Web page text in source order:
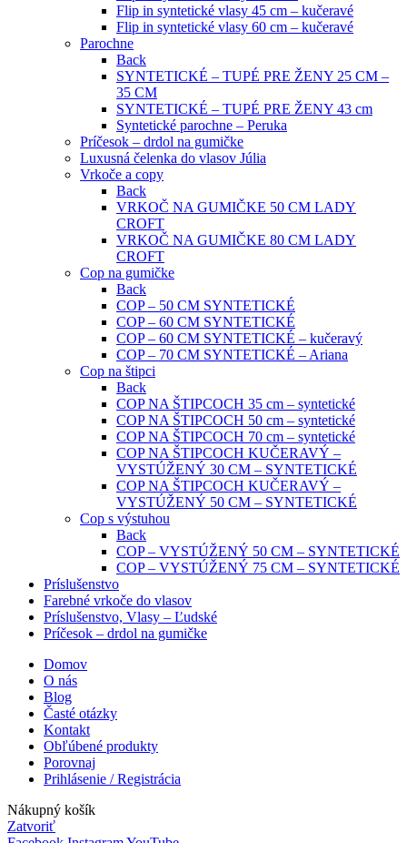
Flip in syntetické vlasy 45 cm – kučeravé
Flip in syntetické vlasy 60 cm – kučeravé
Parochne
Back
SYNTETICKÉ – TUPÉ PRE ŽENY 25 CM –
35 CM
SYNTETICKÉ – TUPÉ PRE ŽENY 43 cm
Syntetické parochne – Peruka
Príčesok – drdol na gumičke
Luxusná čelenka do vlasov Júlia
Vrkoče a copy
Back
VRKOČ NA GUMIČKE 50 CM LADY
CROFT
VRKOČ NA GUMIČKE 80 CM LADY
CROFT
Cop na gumičke
Back
COP – 50 CM SYNTETICKÉ
COP – 60 CM SYNTETICKÉ
COP – 60 CM SYNTETICKÉ – kučeravý
COP – 70 CM SYNTETICKÉ – Ariana
Cop na štipci
Back
COP NA ŠTIPCOCH 35 cm – syntetické
COP NA ŠTIPCOCH 50 cm – syntetické
COP NA ŠTIPCOCH 70 cm – syntetické
COP NA ŠTIPCOCH KUČERAVÝ –
VYSTÚŽENÝ 30 CM – SYNTETICKÉ
COP NA ŠTIPCOCH KUČERAVÝ –
VYSTÚŽENÝ 50 CM – SYNTETICKÉ
Cop s výstuhou
Back
COP – VYSTÚŽENÝ 50 CM – SYNTETICKÉ
COP – VYSTÚŽENÝ 75 CM – SYNTETICKÉ
Príslušenstvo
Farebné vrkoče do vlasov
Príslušenstvo, Vlasy – Ľudské
Príčesok – drdol na gumičke
Domov
O nás
Blog
Časté otázky
Kontakt
Obľúbené produkty
Porovnaj
Prihlásenie / Registrácia
Nákupný košík
Zatvoriť